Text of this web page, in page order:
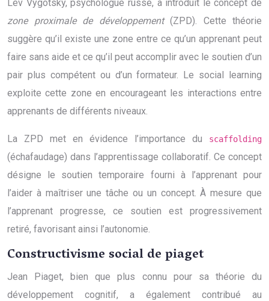
Lev Vygotsky, psychologue russe, a introduit le concept de
zone proximale de développement (ZPD). Cette théorie
suggère qu’il existe une zone entre ce qu’un apprenant peut
faire sans aide et ce qu’il peut accomplir avec le soutien d’un
pair plus compétent ou d’un formateur. Le social learning
exploite cette zone en encourageant les interactions entre
apprenants de différents niveaux.
La ZPD met en évidence l’importance du scaffolding
(échafaudage) dans l’apprentissage collaboratif. Ce concept
désigne le soutien temporaire fourni à l’apprenant pour
l’aider à maîtriser une tâche ou un concept. À mesure que
l’apprenant progresse, ce soutien est progressivement
retiré, favorisant ainsi l’autonomie.
Constructivisme social de piaget
Jean Piaget, bien que plus connu pour sa théorie du
développement cognitif, a également contribué au